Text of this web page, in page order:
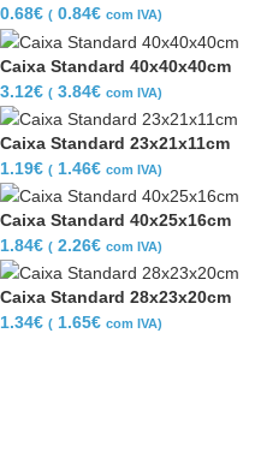
0.68€ ( 0.84€ com IVA)
Caixa Standard 40x40x40cm
3.12€ ( 3.84€ com IVA)
Caixa Standard 23x21x11cm
1.19€ ( 1.46€ com IVA)
Caixa Standard 40x25x16cm
1.84€ ( 2.26€ com IVA)
Caixa Standard 28x23x20cm
1.34€ ( 1.65€ com IVA)